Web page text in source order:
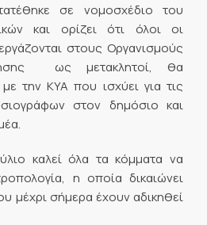
σε νομοσχέδιο του
και ορίζει ότι όλοι οι
στους Οργανισμούς
ως μετακλητοί, θα
την ΚΥΑ που ισχύει για τις
στον δημόσιο και
καλεί όλα τα κόμματα να
η οποία δικαιώνει
μέχρι σήμερα έχουν αδικηθεί